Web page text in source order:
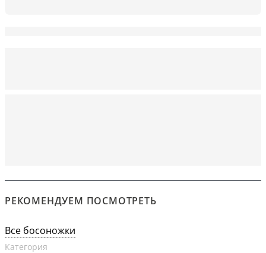
РЕКОМЕНДУЕМ ПОСМОТРЕТЬ
Все босоножки
Категория